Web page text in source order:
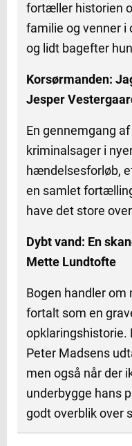
fortæller historien
familie og venner i
og lidt bagefter
Korsørmanden:
Jesper
En gennemgang
kriminalsager i
hændelsesforløb,
en samlet
have det store
Dybt vand: En
Mette Lundtofte
Bogen handler om
fortalt som en
Peter Madsens
men også når der
underbygge hans
godt overblik over